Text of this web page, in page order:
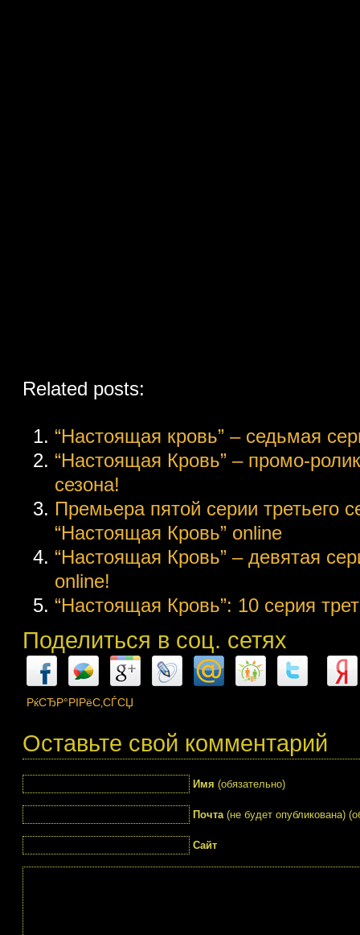
Related posts:
“Настоящая кровь” – седьмая
“Настоящая Кровь” – промо-
сезона!
Премьера пятой серии третьего
“Настоящая Кровь” online
“Настоящая Кровь” – девятая
online!
“Настоящая Кровь”: 10 серия
Поделиться в соц. сетях
РќСЂР°РІРёС‚СЃСЏ
Оставьте свой комментарий
Имя (обязательно)
Почта(не будет опубликована)
Сайт